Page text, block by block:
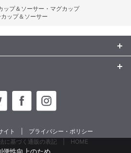
ップ＆ソーサー・マグカップ
ップ＆ソーサー
イト
プライバシー・ポリシー
に基づく通販の表記
HOME